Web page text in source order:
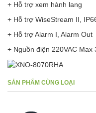
+ Hỗ trợ xem hành lang
+ Hỗ trợ WiseStream II,
+ Hỗ trợ Alarm I, Alarm Out
+ Nguồn điện 220VAC Max
SẢN PHẨM CÙNG LOẠI